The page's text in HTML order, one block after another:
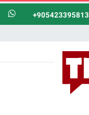
+905423395813